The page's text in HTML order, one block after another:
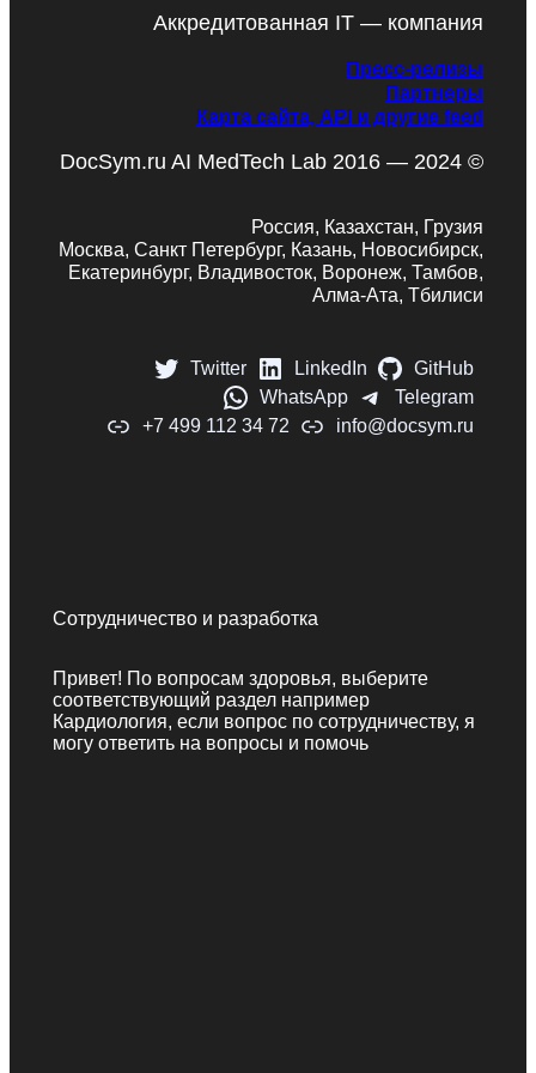
Аккредитованная IT — компания
Пресс-релизы
Партнеры
Карта сайта, API и другие feed
DocSym.ru AI MedTech Lab 2016 — 2024 ©
Россия, Казахстан, Грузия
Москва, Санкт Петербург, Казань, Новосибирск,
Екатеринбург, Владивосток, Воронеж, Тамбов,
Алма-Ата, Тбилиси
Twitter LinkedIn
GitHub
WhatsApp
Telegram
+7 499 112 34 72
info@docsym.ru
Сотрудничество и разработка
Привет! По вопросам здоровья, выберите
соответствующий раздел например
Кардиология, если вопрос по сотрудничеству, я
могу ответить на вопросы и помочь